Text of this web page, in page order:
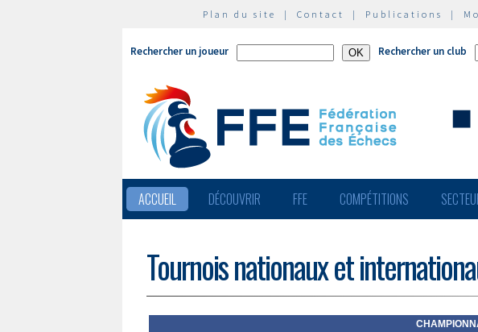
Plan du site | Contact | Publications |
Rechercher un joueur Rechercher un club
ACCUEIL DÉCOUVRIR FFE COMPÉTITIONS
Tournois nationaux et